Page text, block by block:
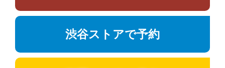
渋谷ストアで予約